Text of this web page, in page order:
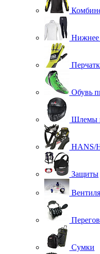
Нижнее
Обувь
Шлемы
HANS/
Защиты
Сумки